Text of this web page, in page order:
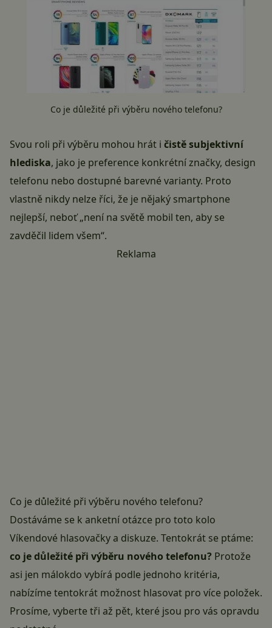
Co je důležité při výběru nového telefonu?
Svou roli při výběru mohou hrát i čistě subjektivní
hlediska, jako je preference konkrétní značky, design
telefonu nebo dostupné barevné varianty. Proto
vlastně nikdy nelze říci, že je nějaký smartphone
nejlepší, neboť „není na světě mobil ten, aby se
zavděčil lidem všem“.
Reklama
Co je důležité při výběru nového telefonu?
Dostáváme se k anketní otázce pro toto kolo
Víkendové hlasovačky a diskuze. Tentokrát se ptáme:
co je důležité při výběru nového telefonu? Protože
asi jen málokdo vybírá podle jednoho kritéria,
nabízíme tentokrát možnost hlasovat pro více položek.
Prosíme, vyberte tři až pět, které jsou pro vás opravdu